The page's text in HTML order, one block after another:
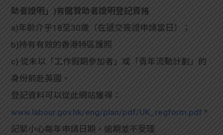
助者證明」)有關贊助者證明登記資格
a)年齡介乎18至30歲（在遞交簽證申請當日）；
b)持有有效的香港特區護照
c) 從未以「工作假期參加者」或「青年流動計劃」的
身份前赴英國。
登記資料可以從此網站獲得：
www.labour.gov.hk/eng/plan/pdf/UK_regform.pdf *
記緊小心每年申請日期，逾期並不受理